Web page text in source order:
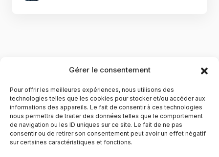
Gérer le consentement
Pour offrir les meilleures expériences, nous utilisons des
technologies telles que les cookies pour stocker et/ou accéder aux
informations des appareils. Le fait de consentir à ces technologies
nous permettra de traiter des données telles que le comportement
de navigation ou les ID uniques sur ce site. Le fait de ne pas
consentir ou de retirer son consentement peut avoir un effet négatif
sur certaines caractéristiques et fonctions.
YubiGeek est un média français dédié aux nouvelles
technologies, à la culture geek et au numérique. Fondé par